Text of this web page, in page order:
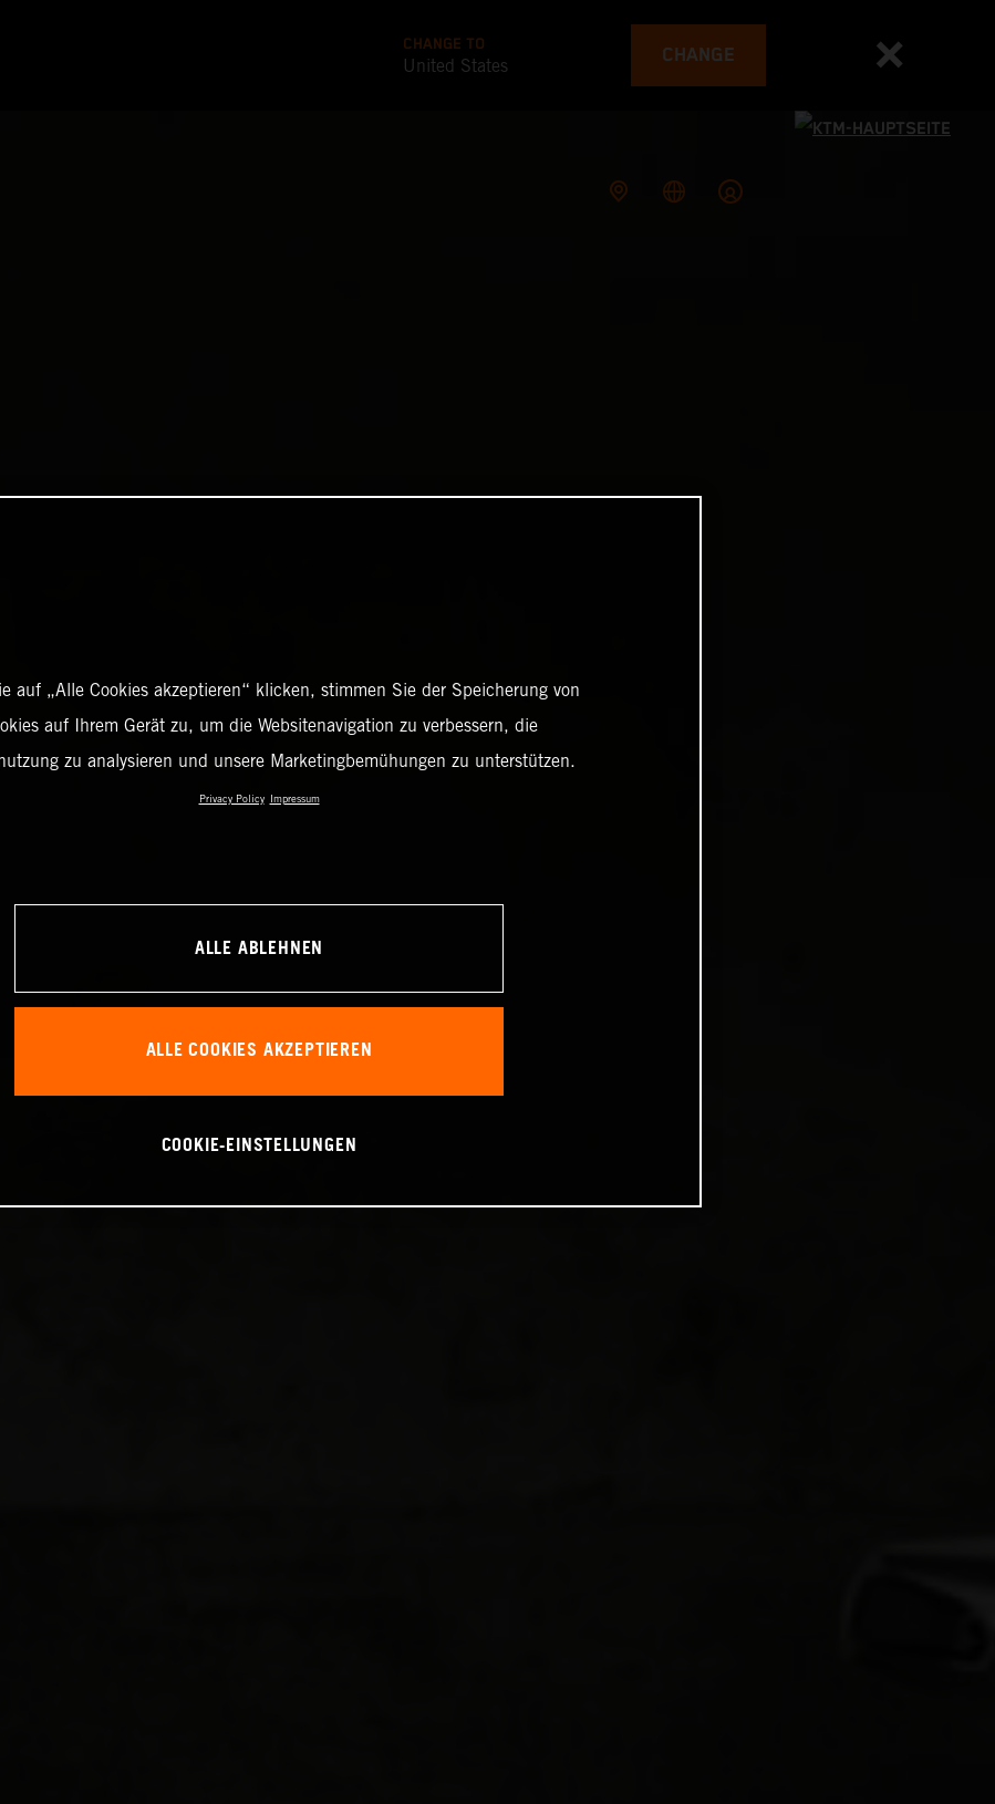
CHANGE TO
United States CHANGE
auf „Alle Cookies akzeptieren“ klicken, stimmen Sie der Speicherung von
auf Ihrem Gerät zu, um die Websitenavigation zu verbessern, die
zu analysieren und unsere Marketingbemühungen zu unterstützen.
Privacy Policy Impressum
ALLE ABLEHNEN
ALLE COOKIES AKZEPTIEREN
COOKIE-EINSTELLUNGEN